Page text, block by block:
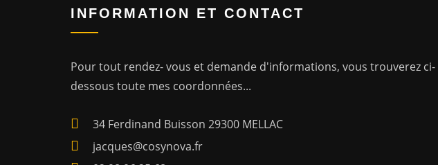
INFORMATION ET CONTACT
Pour tout rendez- vous et demande d'informations, vous trouverez ci-
dessous toute mes coordonnées...
34 Ferdinand Buisson 29300 MELLAC
jacques@cosynova.fr